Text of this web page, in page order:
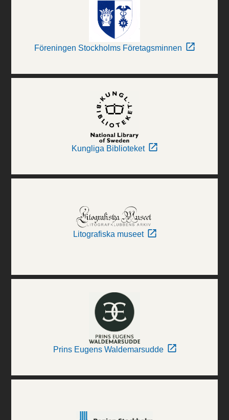
Föreningen Stockholms Företagsminnen
Kungliga Biblioteket
Litografiska museet
Prins Eugens Waldemarsudde